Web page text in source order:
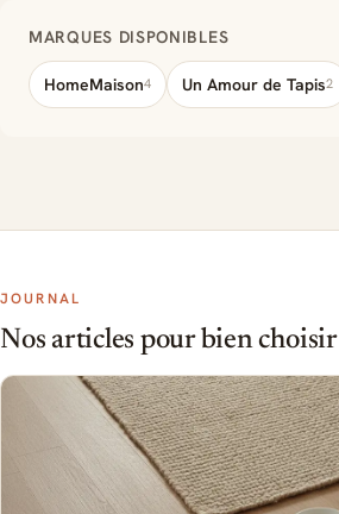
MARQUES DISPONIBLES
HomeMaison4 Un Amour de Tapis2
JOURNAL
Nos articles pour bien choisir